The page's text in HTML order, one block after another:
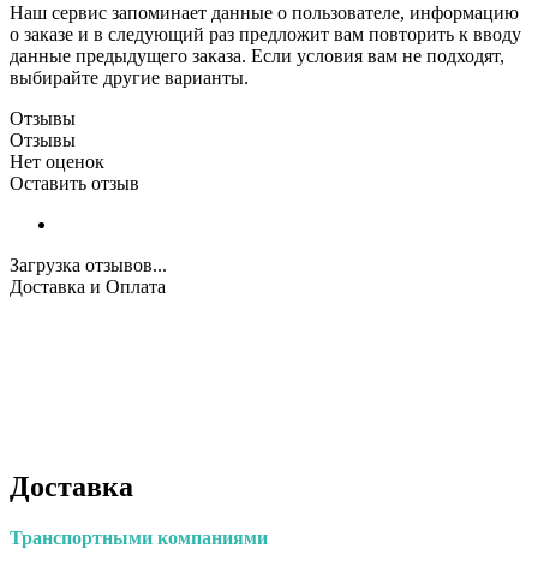
Наш сервис запоминает данные о пользователе, информацию
о заказе и в следующий раз предложит вам повторить к вводу
данные предыдущего заказа. Если условия вам не подходят,
выбирайте другие варианты.
Отзывы
Отзывы
Нет оценок
Оставить отзыв
Загрузка отзывов...
Доставка и Оплата
Доставка
Транспортными компаниями